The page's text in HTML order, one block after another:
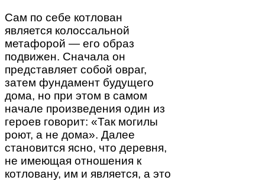
Сам по себе котлован
является колоссальной
метафорой — его образ
подвижен. Сначала он
представляет собой овраг,
затем фундамент будущего
дома, но при этом в самом
начале произведения один из
героев говорит: «Так могилы
роют, а не дома». Далее
становится ясно, что деревня,
не имеющая отношения к
котловану, им и является, а это